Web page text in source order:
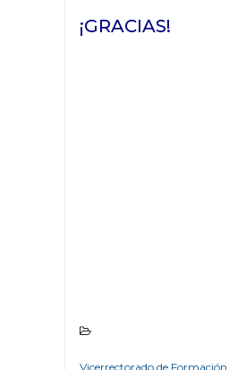
¡GRACIAS!
Vicerrectorado de Formación